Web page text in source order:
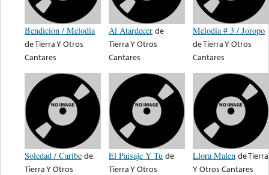
Bendicion / Melodia
deTierra Y Otros
Cantares
Al Atardecer de
Tierra Y Otros
Cantares
Melodia # 3 / Joropo
deTierra Y Otros
Cantares
Soledad / Caribe de
Tierra Y Otros
El Paisaje Y Tu de
Tierra Y Otros
Llora Malen deTierra
Y Otros Cantares